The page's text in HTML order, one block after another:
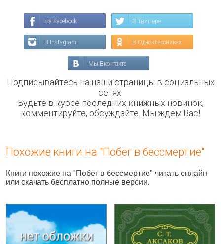
На Facebook В Твиттере
В Instagram В Одноклассниках
Мы Вконтакте
Подписывайтесь на наши страницы в социальных
сетях.
Будьте в курсе последних книжных новинок,
комментируйте, обсуждайте. Мы ждём Вас!
Похожие книги на "Побег в бессмертие"
Книги похожие на "Побег в бессмертие" читать онлайн
или скачать бесплатно полные версии.